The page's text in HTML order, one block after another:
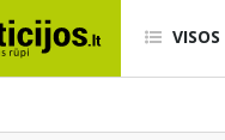
VISOS